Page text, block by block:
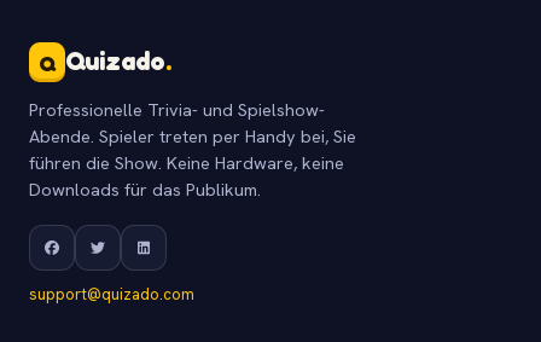
Q Quizado.
Professionelle Trivia- und Spielshow-
Abende. Spieler treten per Handy bei, Sie
führen die Show. Keine Hardware, keine
Downloads für das Publikum.
support@quizado.com